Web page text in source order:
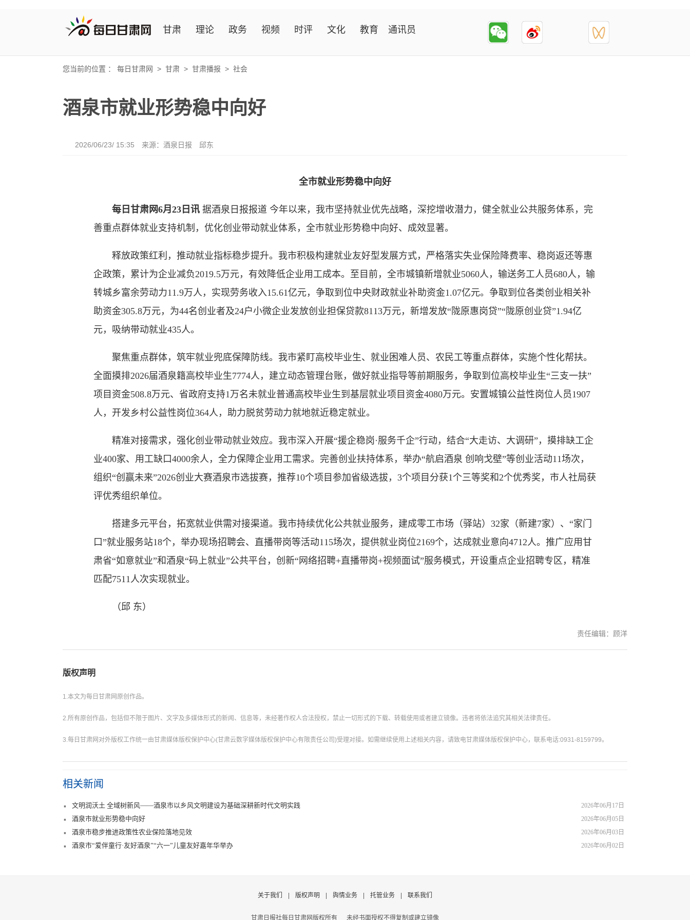
甘肃 理论 政务 视频 时评 文化 教育 通讯员
您当前的位置 ： 每日甘肃网 > 甘肃 > 甘肃播报 > 社会
酒泉市就业形势稳中向好
2026/06/23/ 15:35 来源：酒泉日报 邱东
全市就业形势稳中向好
每日甘肃网6月23日讯 据酒泉日报报道 今年以来，我市坚持就业优先战略，深挖增收潜力，健全就业公共服务体系，完
善重点群体就业支持机制，优化创业带动就业体系，全市就业形势稳中向好、成效显著。
释放政策红利，推动就业指标稳步提升。我市积极构建就业友好型发展方式，严格落实失业保险降费率、稳岗返还等惠
企政策，累计为企业减负2019.5万元，有效降低企业用工成本。至目前，全市城镇新增就业5060人，输送务工人员680人，输
转城乡富余劳动力11.9万人，实现劳务收入15.61亿元，争取到位中央财政就业补助资金1.07亿元。争取到位各类创业相关补
助资金305.8万元，为44名创业者及24户小微企业发放创业担保贷款8113万元，新增发放“陇原惠岗贷”“陇原创业贷”1.94亿
元，吸纳带动就业435人。
聚焦重点群体，筑牢就业兜底保障防线。我市紧盯高校毕业生、就业困难人员、农民工等重点群体，实施个性化帮扶。
全面摸排2026届酒泉籍高校毕业生7774人，建立动态管理台账，做好就业指导等前期服务，争取到位高校毕业生“三支一扶”
项目资金508.8万元、省政府支持1万名未就业普通高校毕业生到基层就业项目资金4080万元。安置城镇公益性岗位人员1907
人，开发乡村公益性岗位364人，助力脱贫劳动力就地就近稳定就业。
精准对接需求，强化创业带动就业效应。我市深入开展“援企稳岗·服务千企”行动，结合“大走访、大调研”，摸排缺工企
业400家、用工缺口4000余人，全力保障企业用工需求。完善创业扶持体系，举办“航启酒泉 创响戈壁”等创业活动11场次，
组织“创赢未来”2026创业大赛酒泉市选拔赛，推荐10个项目参加省级选拔，3个项目分获1个三等奖和2个优秀奖，市人社局获
评优秀组织单位。
搭建多元平台，拓宽就业供需对接渠道。我市持续优化公共就业服务，建成零工市场（驿站）32家（新建7家）、“家门
口”就业服务站18个，举办现场招聘会、直播带岗等活动115场次，提供就业岗位2169个，达成就业意向4712人。推广应用甘
肃省“如意就业”和酒泉“码上就业”公共平台，创新“网络招聘+直播带岗+视频面试”服务模式，开设重点企业招聘专区，精准
匹配7511人次实现就业。
（邱 东）
责任编辑：顾洋
版权声明
1.本文为每日甘肃网原创作品。
2.所有原创作品，包括但不限于图片、文字及多媒体形式的新闻、信息等，未经著作权人合法授权，禁止一切形式的下载、转载使用或者建立镜像。违者将依法追究其相关法律责任。
3.每日甘肃网对外版权工作统一由甘肃媒体版权保护中心(甘肃云数字媒体版权保护中心有限责任公司)受理对接。如需继续使用上述相关内容，请致电甘肃媒体版权保护中心，联系电话:0931-8159799。
相关新闻
2026年06月17日
文明润沃土 全域树新风——酒泉市以乡风文明建设为基础深耕新时代文明实践
2026年06月05日
酒泉市就业形势稳中向好
2026年06月03日
酒泉市稳步推进政策性农业保险落地见效
2026年06月02日
酒泉市“爱伴童行·友好酒泉”“六一”儿童友好嘉年华举办
关于我们 版权声明 舆情业务 托管业务 联系我们
甘肃日报社每日甘肃网版权所有 未经书面授权不得复制或建立镜像